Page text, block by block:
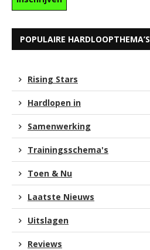
POPULAIRE HARDLOOPTHEMA’S
Rising Stars
Hardlopen in
Samenwerking
Trainingsschema's
Toen & Nu
Laatste Nieuws
Uitslagen
Reviews